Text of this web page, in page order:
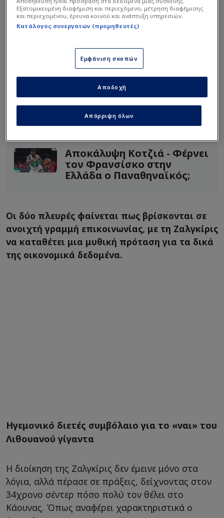
Λιθουανών έκανε ο γνωστός Ιταλός
δημοσιογράφος Ματέο Αντρεάνι,
επιβεβαιώνοντας πλήρως τις αρχικές
Λιθουανού ρεπόρτερ, Γιόνας Λέκσας.
Διαβάστε επίσης...
Ρεκτιφιέ ΠΑΟ: Λίστα με Top
3 κόουτς και γκαρντ ηγέτη -
Stop για Καμπενγκέλε
Αποκάλυψη Κοτζιά - Φέρνει
τον Φρανσίσκο στην
Ελλάδα ο Παναθηναϊκός;
Οι δύο πλευρές φαίνεται πως βρίσκονται σε
ανοιχτή γραμμή επικοινωνίας, με τη Ζαλγκίρις
να καταθέτει μια μυθική πρόταση για τα δικά
της οικονομικά δεδομένα.
Ηγεμονικό διετές συμβόλαιο για το «ναι» του
Λιθουανού γίγαντα
Η διοίκηση της Ζαλγκίρις δεν έμεινε μόνο στα
λόγια, αλλά πέρασε σε πράξεις, δείχνοντας στον
34χρονο σέντερ πόσο πολύ τον θέλει στο
Κάουνας. Όπως αναφέρει χαρακτηριστικά ο
Εξατομικευμένη διαφήμιση και περιεχόμενο, μέτρηση διαφήμισης
και περιεχομένου, έρευνα κοινού και ανάπτυξη υπηρεσιών.
Κατάλογος συνεργατών (προμηθευτές)
Εμφάνιση σκοπών
Απόρριψη όλων
Αποδοχή